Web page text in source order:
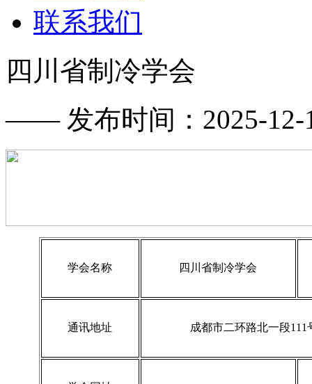
联系我们
四川省制冷学会
—— 发布时间：2025-
学会名称 四川省制冷学会
通讯地址 成都市二环路北一段111